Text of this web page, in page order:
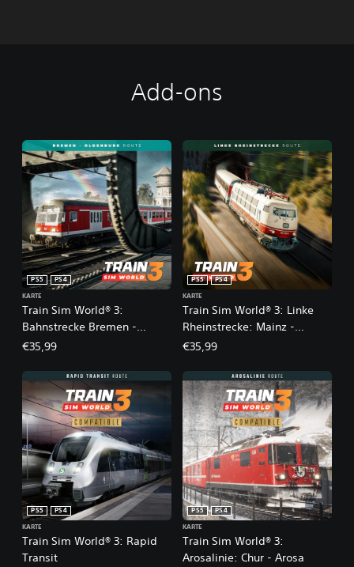
Add-ons
Train Sim World® 3:
Bahnstrecke Bremen -
Oldenburg
PS5
PS4
KARTE
€35,99
Train Sim World® 3: Linke
Rheinstrecke: Mainz -
Koblenz Route Add-On
PS5
PS4
KARTE
€35,99
Train Sim World® 3: Rapid
Transit
PS5
PS4
KARTE
Train Sim World® 3:
Arosalinie: Chur - Arosa
PS5
PS4
KARTE